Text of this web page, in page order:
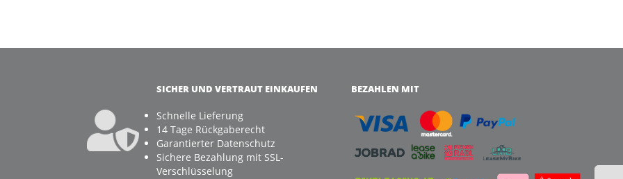
SICHER UND VERTRAUT EINKAUFEN
Schnelle Lieferung
14 Tage Rückgaberecht
Garantierter Datenschutz
Sichere Bezahlung mit SSL-
Verschlüsselung
BEZAHLEN MIT